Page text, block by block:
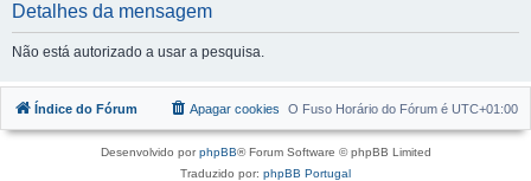
Detalhes da mensagem
Não está autorizado a usar a pesquisa.
Índice do Fórum O Fuso Horário do Fórum é UTC+01:00
Apagar cookies
Desenvolvido porphpBB® Forum Software © phpBB Limited
Traduzido por: phpBB Portugal